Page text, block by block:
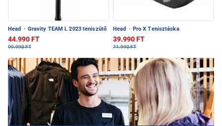
Head · Gravity TEAM L 2023 teniszütő
44.990 FT
99.990 FT
Head · Pro X Tenisztáska
39.990 FT
71.990 FT